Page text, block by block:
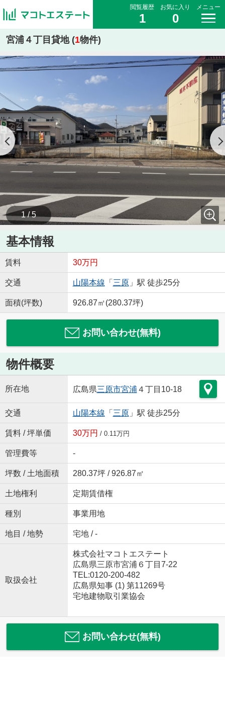
閲覧履歴
1
お気に入り
0
メニュー
宮浦４丁目貸地 (1物件)
1 / 5
基本情報
賃料 30万円
交通 山陽本線 「 三原」駅 徒歩25分
面積(坪数) 926.87㎡(280.37坪)
お問い合わせ(無料)
物件概要
所在地 広島県三原市宮浦 ４丁目10-18
交通 山陽本線 「 三原」駅 徒歩25分
賃料 / 坪単価 30万円 / 0.11万円
管理費等 -
坪数 / 土地面積 280.37坪 / 926.87㎡
土地権利 定期賃借権
種別 事業用地
地目 / 地勢 宅地 / -
取扱会社
株式会社マコトエステート
広島県三原市宮浦６丁目7-22
TEL:0120-200-482
広島県知事 (1) 第11269号
宅地建物取引業協会
お問い合わせ(無料)